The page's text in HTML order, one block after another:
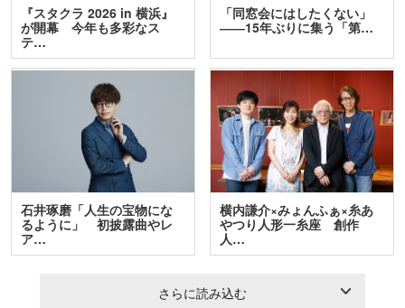
『スタクラ 2026 in 横浜』
が開幕 今年も多彩なス
テ…
「同窓会にはしたくない」
――15年ぶりに集う「第…
石井琢磨「人生の宝物にな
るように」 初披露曲やレ
ア…
横内謙介×みょんふぁ×糸あ
やつり人形一糸座 創作
人…
さらに読み込む